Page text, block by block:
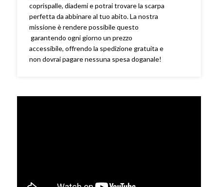
coprispalle, diademi e potrai trovare la scarpa
perfetta da abbinare al tuo abito. La nostra
missione è rendere possibile questo
garantendo ogni giorno un prezzo
accessibile, offrendo la spedizione gratuita e
non dovrai pagare nessuna spesa doganale!